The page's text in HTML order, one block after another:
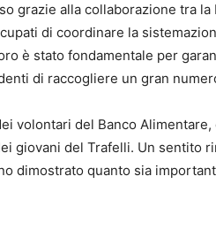
grazie alla collaborazione tra la
di coordinare la
è stato fondamentale per
di raccogliere un gran
volontari del Banco
giovani del Trafelli. Un sentito
dimostrato quanto sia